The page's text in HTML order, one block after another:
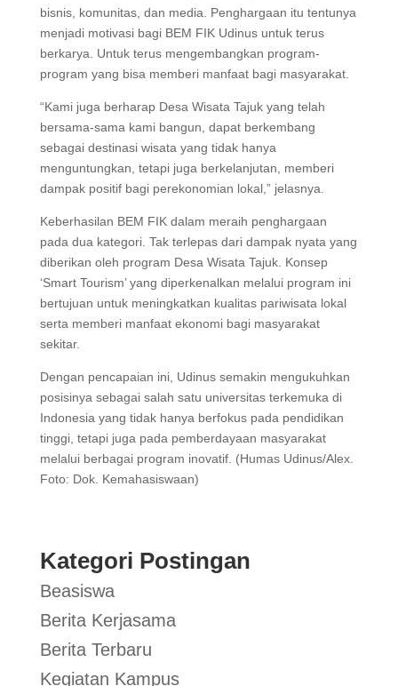
bisnis, komunitas, dan media. Penghargaan itu tentunya
menjadi motivasi bagi BEM FIK Udinus untuk terus
berkarya. Untuk terus mengembangkan program-
program yang bisa memberi manfaat bagi masyarakat.
“Kami juga berharap Desa Wisata Tajuk yang telah
bersama-sama kami bangun, dapat berkembang
sebagai destinasi wisata yang tidak hanya
menguntungkan, tetapi juga berkelanjutan, memberi
dampak positif bagi perekonomian lokal,” jelasnya.
Keberhasilan BEM FIK dalam meraih penghargaan
pada dua kategori. Tak terlepas dari dampak nyata yang
diberikan oleh program Desa Wisata Tajuk. Konsep
‘Smart Tourism’ yang diperkenalkan melalui program ini
bertujuan untuk meningkatkan kualitas pariwisata lokal
serta memberi manfaat ekonomi bagi masyarakat
sekitar.
Dengan pencapaian ini, Udinus semakin mengukuhkan
posisinya sebagai salah satu universitas terkemuka di
Indonesia yang tidak hanya berfokus pada pendidikan
tinggi, tetapi juga pada pemberdayaan masyarakat
melalui berbagai program inovatif. (Humas Udinus/Alex.
Foto: Dok. Kemahasiswaan)
Kategori Postingan
Beasiswa
Berita Kerjasama
Berita Terbaru
Kegiatan Kampus